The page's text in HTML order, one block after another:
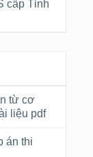
cấp Tỉnh
từ cơ
liệu pdf
án thi